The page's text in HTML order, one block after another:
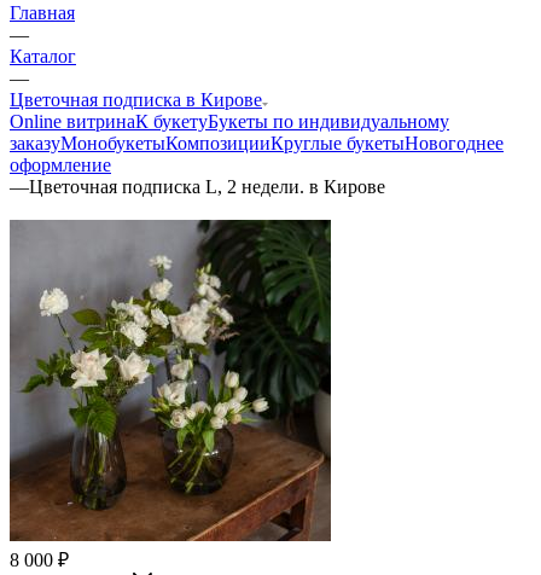
Главная
—
Каталог
—
Цветочная подписка в Кирове
Online витринаК букетуБукеты по индивидуальному
заказуМонобукетыКомпозицииКруглые букетыНовогоднее
оформление
—Цветочная подписка L, 2 недели. в Кирове
8 000 ₽